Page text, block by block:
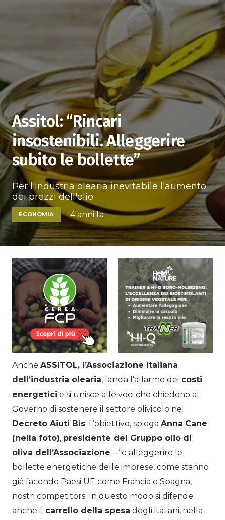
Assitol: “Rincari
insostenibili. Alleggerire
subito le bollette”
Per l'industria olearia inevitabile l'aumento
dei prezzi dell'olio
ECONOMIA 4 anni fa
Anche ASSITOL, l’Associazione Italiana
dell’industria olearia, lancia l’allarme dei costi
energetici e si unisce alle voci che chiedono al
Governo di sostenere il settore olivicolo nel
Decreto Aiuti Bis. L’obiettivo, spiega Anna Cane
(nella foto), presidente del Gruppo olio di
oliva dell’Associazione – “è alleggerire le
bollette energetiche delle imprese, come stanno
già facendo Paesi UE come Francia e Spagna,
nostri competitors. In questo modo si difende
anche il carrello della spesa degli italiani, nella